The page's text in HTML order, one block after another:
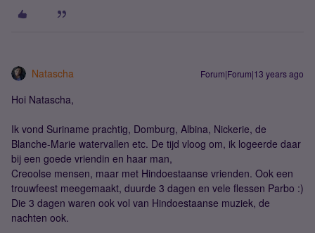
Natascha Forum|Forum|13 years ago
Hoi Natascha,
Ik vond Suriname prachtig, Domburg, Albina, Nickerie, de
Blanche-Marie watervallen etc. De tijd vloog om, ik logeerde daar
bij een goede vriendin en haar man,
Creoolse mensen, maar met Hindoestaanse vrienden. Ook een
trouwfeest meegemaakt, duurde 3 dagen en vele flessen Parbo :)
Die 3 dagen waren ook vol van Hindoestaanse muziek, de
nachten ook.